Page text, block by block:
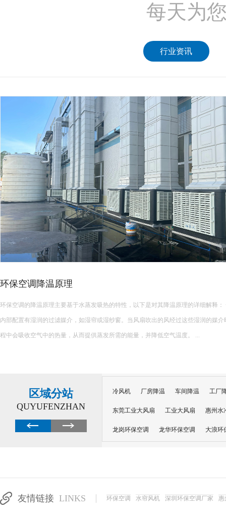
每天为
行业资讯
环保空调降温原理
环保空调的降温原理主要基于水蒸发吸热的特性，以下是对其降温原理的详细解释： 一、核心原理 环保空调
内部配置有湿润的过滤媒介，如湿帘或湿纱窗。当风扇吹出的风经过这些湿润的媒
程中会吸收空气中的热量，从而提供蒸发所需的能量，并降低空气温度。 ...
区域分站
QUYUFENZHAN
冷风机 厂房降温 车间降温 工厂
东莞工业大风扇 工业大风扇 惠州水
龙岗环保空调 龙华环保空调 大浪环
友情链接 LINKS 环保空调 水帘风机 深圳环保空调厂家 惠